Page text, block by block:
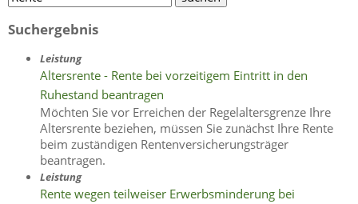
Suchergebnis
Leistung
Altersrente - Rente bei vorzeitigem Eintritt in den
Ruhestand beantragen
Möchten Sie vor Erreichen der Regelaltersgrenze Ihre
Altersrente beziehen, müssen Sie zunächst Ihre Rente
beim zuständigen Rentenversicherungsträger
beantragen.
Leistung
Rente wegen teilweiser Erwerbsminderung bei